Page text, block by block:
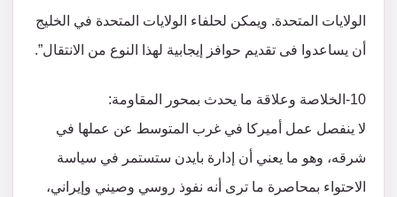
الولايات المتحدة. ويمكن لحلفاء الولايات المتحدة في الخليج
أن يساعدوا فى تقديم حوافز إيجابية لهذا النوع من الانتقال”.
10-الخلاصة وعلاقة ما يحدث بمحور المقاومة:
لا ينفصل عمل أميركا في غرب المتوسط عن عملها في
شرقه، وهو ما يعني أن إدارة بايدن ستستمر في سياسة
الاحتواء بمحاصرة ما ترى أنه نفوذ روسي وصيني وإيراني،